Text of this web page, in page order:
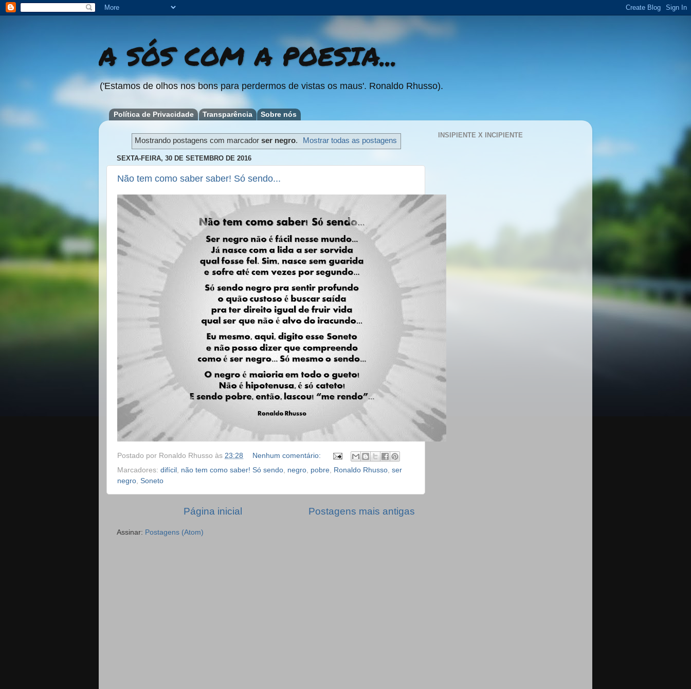
A SÓS COM A POESIA...
('Estamos de olhos nos bons para perdermos de vistas os maus'. Ronaldo Rhusso).
Política de Privacidade Transparência Sobre nós
Mostrando postagens com marcadorser negro. Mostrar todas as postagens
SEXTA-FEIRA, 30 DE SETEMBRO DE 2016
Não tem como saber saber! Só sendo...
Postado por Ronaldo Rhusso às 23:28
Nenhum comentário:
Marcadores: difícil não tem como saber! Só sendo negro pobre Ronaldo Rhusso ser
negro Soneto
Postagens mais antigas
Página inicial
Assinar: Postagens (Atom)
INSIPIENTE X INCIPIENTE